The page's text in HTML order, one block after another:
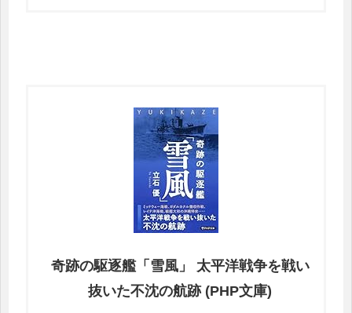
奇跡の駆逐艦「雪風」 太平洋戦争を戦い
抜いた不沈の航跡 (PHP文庫)